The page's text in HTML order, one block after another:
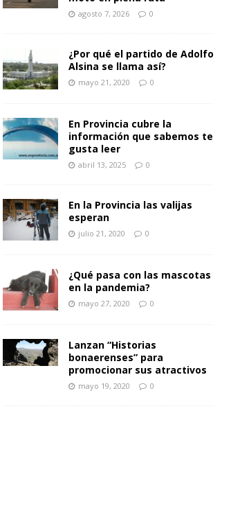
agosto 7, 2026 0
¿Por qué el partido de Adolfo
Alsina se llama así?
mayo 21, 2020 0
En Provincia cubre la
información que sabemos te
gusta leer
abril 13, 2025 0
En la Provincia las valijas
esperan
julio 21, 2020 0
¿Qué pasa con las mascotas
en la pandemia?
mayo 27, 2020 0
Lanzan “Historias
bonaerenses” para
promocionar sus atractivos
mayo 19, 2020 0